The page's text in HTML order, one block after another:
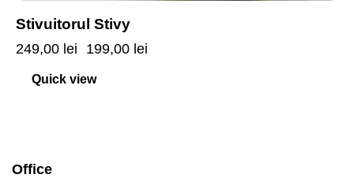
Stivuitorul Stivy
249,00 lei 199,00 lei
Quick view
Office